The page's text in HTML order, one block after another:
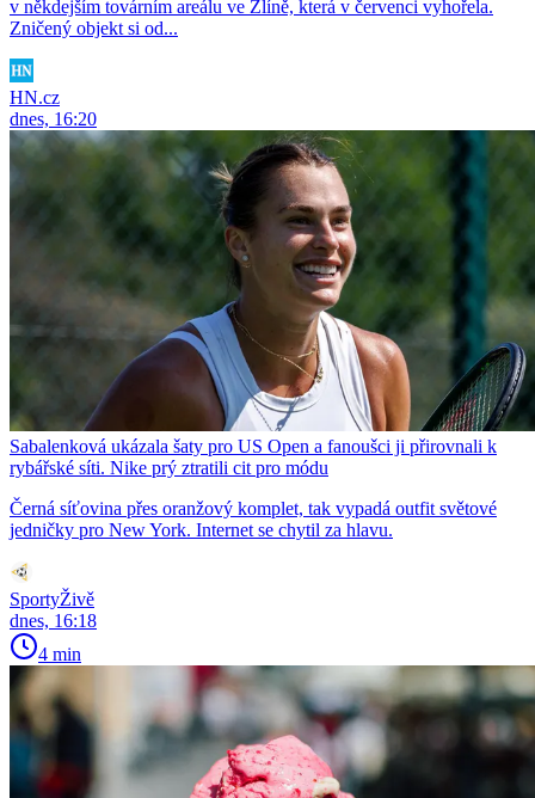
v někdejším továrním areálu ve Zlíně, která v červenci vyhořela.
Zničený objekt si od...
HN.cz
dnes, 16:20
Sabalenková ukázala šaty pro US Open a fanoušci ji přirovnali k
rybářské síti. Nike prý ztratili cit pro módu
Černá síťovina přes oranžový komplet, tak vypadá outfit světové
jedničky pro New York. Internet se chytil za hlavu.
SportyŽivě
dnes, 16:18
4 min